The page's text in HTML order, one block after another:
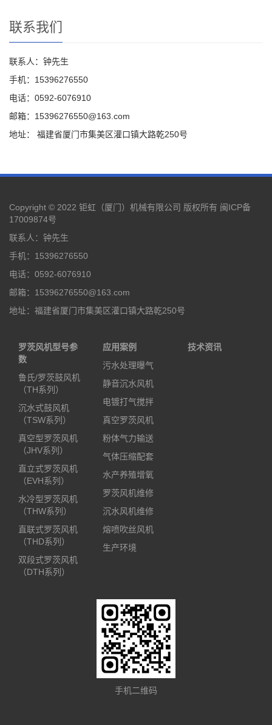
联系我们
联系人：钟先生
手机：15396276550
电话：0592-6076910
邮箱：15396276550@163.com
地址： 福建省厦门市集美区灌口镇大路乾250号
Copyright © 2022 钜虹（厦门）机械有限公司 版权所有 闽ICP备
17009874号
联系人：钟先生
手机：15396276550
电话：0592-6076910
邮箱：15396276550@163.com
地址：福建省厦门市集美区灌口镇大路乾250号
罗茨风机型号参
数
鲁氏/罗茨鼓风机
（TH系列）
沉水式鼓风机
（TSW系列）
真空型罗茨风机
（JHV系列）
直立式罗茨风机
（EVH系列）
水冷型罗茨风机
（THW系列）
直联式罗茨风机
（THD系列）
双段式罗茨风机
（DTH系列）
应用案例
污水处理曝气
静音沉水风机
电镀打气搅拌
真空罗茨风机
粉体气力输送
气体压缩配套
水产养殖增氧
罗茨风机维修
沉水风机维修
熔喷吹丝风机
生产环境
技术资讯
手机二维码